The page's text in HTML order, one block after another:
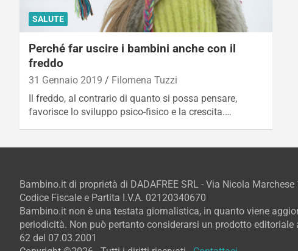
SALUTE
Perché far uscire i bambini anche con il
freddo
31 Gennaio 2019
Filomena Tuzzi
Il freddo, al contrario di quanto si possa pensare,
favorisce lo sviluppo psico-fisico e la crescita.…
Bambino.it di proprietà di DADAFREE SRL - Via Nicola
Codice Fiscale e Partita I.V.A. 02120340670
Bambino.it non è una testata giornalistica, in quanto viene
periodicità. Non può pertanto considerarsi un prodotto editoriale
62 del 07.03.2001